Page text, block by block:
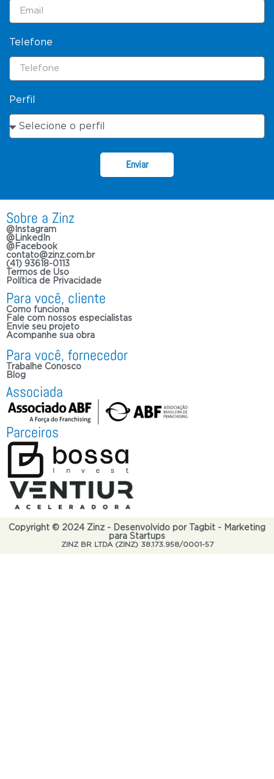
Telefone
Perfil
Enviar
Sobre a Zinz
@Instagram
@LinkedIn
@Facebook
contato@zinz.com.br
(41) 93618-0113
Termos de Uso
Política de Privacidade
Para você, cliente
Como funciona
Fale com nossos especialistas
Envie seu projeto
Acompanhe sua obra
Para você, fornecedor
Trabalhe Conosco
Blog
Associada
Parceiros
Copyright © 2024 Zinz - Desenvolvido por Tagbit - Marketing
para Startups
ZINZ BR LTDA (ZINZ) 38.173.958/0001-57